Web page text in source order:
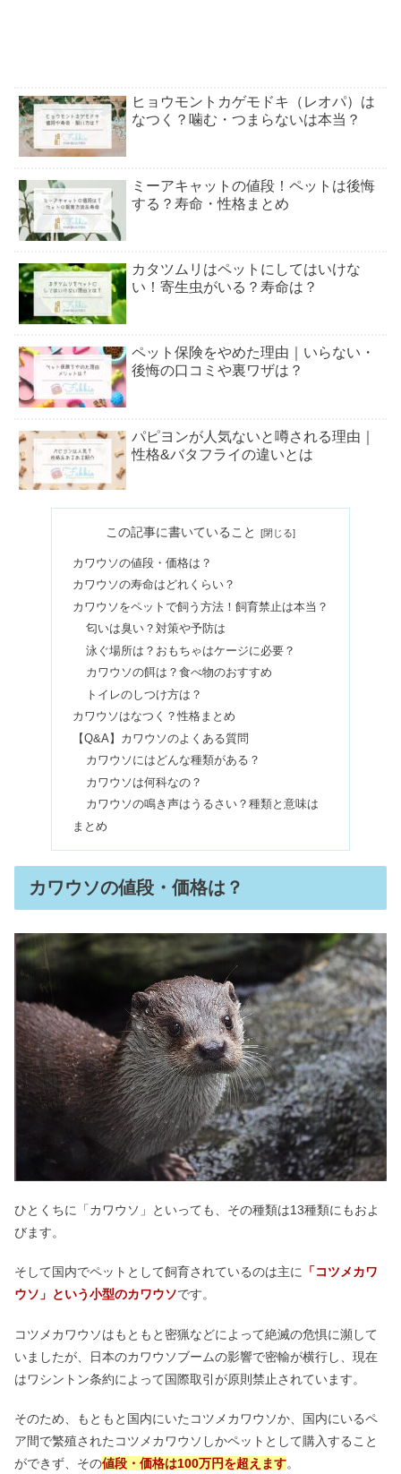
ヒョウモントカゲモドキ（レオパ）は
なつく？噛む・つまらないは本当？
ミーアキャットの値段！ペットは後悔
する？寿命・性格まとめ
カタツムリはペットにしてはいけな
い！寄生虫がいる？寿命は？
ペット保険をやめた理由｜いらない・
後悔の口コミや裏ワザは？
パピヨンが人気ないと噂される理由｜
性格&バタフライの違いとは
る？なつく性格か調査
チンチラの値段＆寿命は？なつく飼い
方とは【むかつくけどかわいい】
フェレットはムカつく？なつくの？値
段やデメリットも
この記事に書いていること
カワウソの値段・価格は？
カワウソの寿命はどれくらい？
カワウソをペットで飼う方法！飼育禁止は本当？
匂いは臭い？対策や予防は
泳ぐ場所は？おもちゃはケージに必要？
カワウソの餌は？食べ物のおすすめ
トイレのしつけ方は？
カワウソはなつく？性格まとめ
【Q&A】カワウソのよくある質問
カワウソにはどんな種類がある？
カワウソは何科なの？
カワウソの鳴き声はうるさい？種類と意味は
まとめ
カワウソの値段・価格は？
ひとくちに「カワウソ」といっても、その種類は13種類にもおよ
びます。
そして国内でペットとして飼育されているのは主に 「コツメカワ
ウソ」 という小型のカワウソです。
コツメカワウソはもともと密猟などによって絶滅の危惧に瀕して
いましたが、日本のカワウソブームの影響で密輸が横行し、現在
はワシントン条約によって国際取引が原則禁止されています。
そのため、もともと国内にいたコツメカワウソか、国内にいるペ
ア間で繁殖されたコツメカワウソしかペットとして購入すること
ができず、その値段・価格は100万円を超えます。